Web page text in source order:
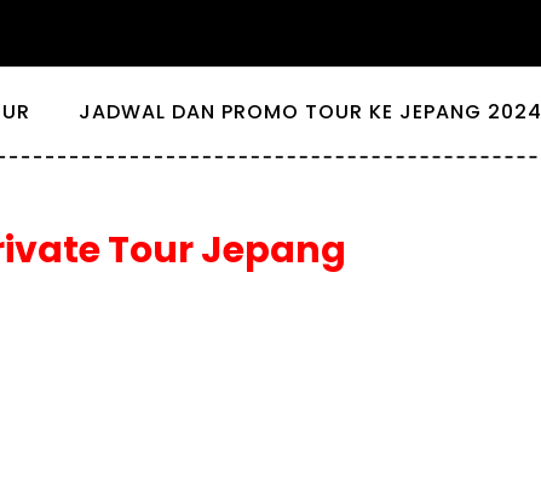
JADWAL DAN PROMO TOUR KE JEPANG 2024
Tour Jepang